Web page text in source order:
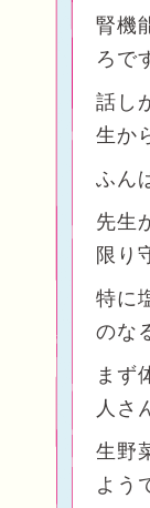
腎機
ろで
話し
生か
ふん
先生
限り
特に
のな
まず
人さ
生野
よう